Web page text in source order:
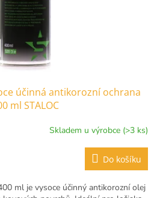
účinná antikorozní ochrana
ml STALOC
Skladem u výrobce (>3 ks)
Do košíku
ml je vysoce účinný antikorozní olej